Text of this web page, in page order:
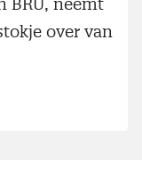
over van